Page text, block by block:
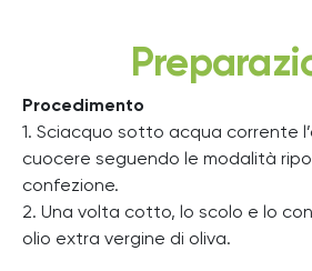
Procedimento
1. Sciacquo sotto acqua corrente
cuocere seguendo le modalità
confezione.
2. Una volta cotto, lo scolo e lo
olio extra vergine di oliva.